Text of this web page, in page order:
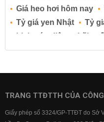
Giá heo hơi hôm nay
Tỷ giá yen Nhật
Tỷ
Lịch cúp điện
Lãi
Lãi suất tiết kiệm
Lãi
Lãi suất ngân hàng
Lãi suất ngân hàng
TRANG TTĐTTH CỦA
Giấy phép số 3324/GP-TTĐT do Sở